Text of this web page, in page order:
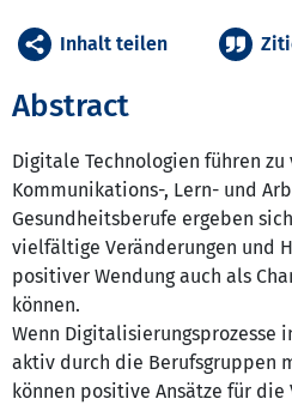
Abstract
Digitale Technologien führen
Kommunikations-, Lern- und
Gesundheitsberufe ergeben
vielfältige Veränderungen und
positiver Wendung auch als
können.
Wenn Digitalisierungsprozesse
aktiv durch die Berufsgruppen
können positive Ansätze für die
Inhalt teilen